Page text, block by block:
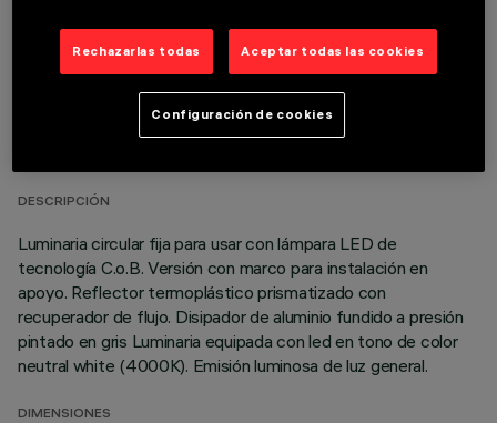
DATOS TÉCNICOS
DESCRIPCIÓN
Luminaria circular fija para usar con lámpara LED de
tecnología C.o.B. Versión con marco para instalación en
apoyo. Reflector termoplástico prismatizado con
recuperador de flujo. Disipador de aluminio fundido a presión
pintado en gris Luminaria equipada con led en tono de color
neutral white (4000K). Emisión luminosa de luz general.
DIMENSIONES
Rechazarlas todas Aceptar todas las cookies
Configuración de cookies